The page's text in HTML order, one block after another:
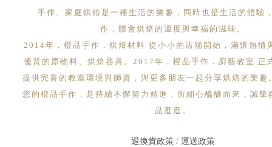
手作、家庭烘焙是一種生活的樂趣，同時也是生活的體驗
作，體會烘焙的溫度與幸福的滋味。
2014年，橙品手作．烘焙材料 從小小的店舖開始，滿懷熱情
優質的原物料、烘焙器具。2017年，橙品手作．廚藝教室 正
提供完善的教室環境與師資，與更多朋友一起分享烘焙的樂趣
您的橙品手作，是持續不懈努力精進，所細心醞釀而來，誠摯
品逛逛。
退換貨政策/ 運送政策